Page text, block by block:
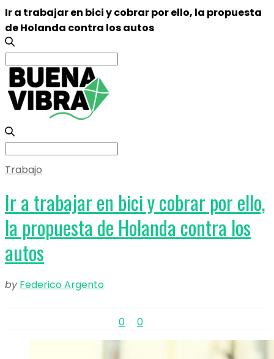
Ir a trabajar en bici y cobrar por ello, la propuesta
de Holanda contra los autos
Search
for:
Search
Trabajo
Ir a trabajar en bici y cobrar por ello,
la propuesta de Holanda contra los
autos
by Federico Argento
0 0